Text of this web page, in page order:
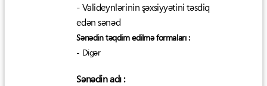
- Valideynlərinin şəxsiyyətini təsdiq
edən sənəd
Sənədin təqdim edilmə formaları :
- Digər
Sənədin adı :